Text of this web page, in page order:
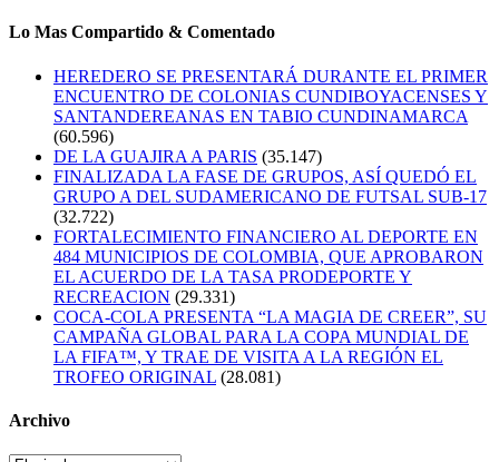
Lo Mas Compartido & Comentado
HEREDERO SE PRESENTARÁ DURANTE EL PRIMER
ENCUENTRO DE COLONIAS CUNDIBOYACENSES Y
SANTANDEREANAS EN TABIO CUNDINAMARCA
(60.596)
DE LA GUAJIRA A PARIS (35.147)
FINALIZADA LA FASE DE GRUPOS, ASÍ QUEDÓ EL
GRUPO A DEL SUDAMERICANO DE FUTSAL SUB-17
(32.722)
FORTALECIMIENTO FINANCIERO AL DEPORTE EN
484 MUNICIPIOS DE COLOMBIA, QUE APROBARON
EL ACUERDO DE LA TASA PRODEPORTE Y
RECREACION (29.331)
COCA-COLA PRESENTA “LA MAGIA DE CREER”, SU
CAMPAÑA GLOBAL PARA LA COPA MUNDIAL DE
LA FIFA™, Y TRAE DE VISITA A LA REGIÓN EL
TROFEO ORIGINAL (28.081)
Archivo